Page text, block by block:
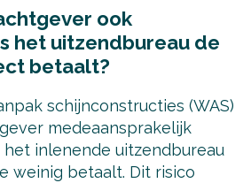
ook
het uitzendbureau de
betaalt?
schijnconstructies (WAS)
medeaansprakelijk
inlenende uitzendbureau
weinig betaalt. Dit risico